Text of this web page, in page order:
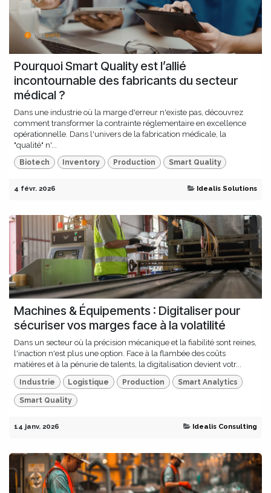
Pourquoi Smart Quality est l’allié
incontournable des fabricants du secteur
médical ?
Dans une industrie où la marge d'erreur n'existe pas, découvrez
comment transformer la contrainte réglementaire en excellence
opérationnelle. Dans l'univers de la fabrication médicale, la
"qualité" n'...
Biotech Inventory Production Smart Quality
4 févr. 2026 Idealis Solutions
Machines & Équipements : Digitaliser pour
sécuriser vos marges face à la volatilité
Dans un secteur où la précision mécanique et la fiabilité sont reines,
l'inaction n'est plus une option. Face à la flambée des coûts
matières et à la pénurie de talents, la digitalisation devient votr...
Industrie Logistique Production Smart Analytics
Smart Quality
14 janv. 2026 Idealis Consulting